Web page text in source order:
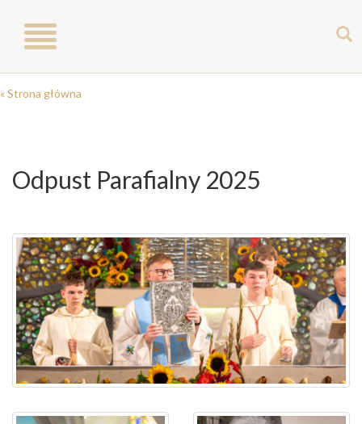
Toggle
navigation
« Strona główna
Odpust Parafialny 2025